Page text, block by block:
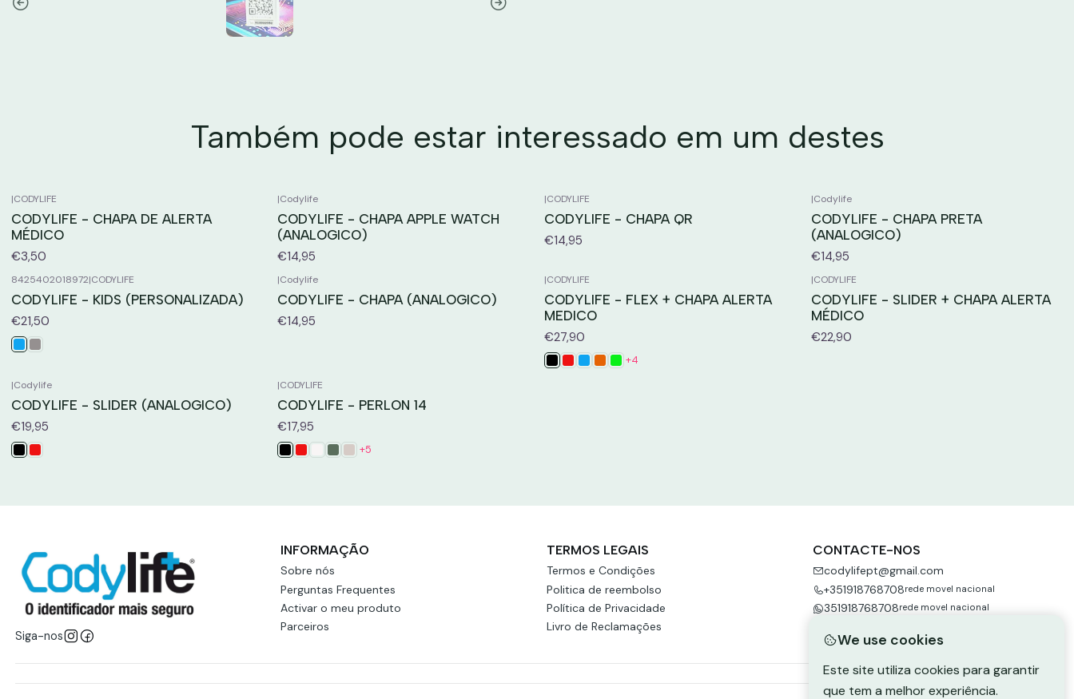
Também pode estar interessado em um destes
|CODYLIFE
CODYLIFE - CHAPA DE ALERTA
MÉDICO
€3,50
|Codylife
CODYLIFE - CHAPA APPLE WATCH
(ANALOGICO)
€14,95
|CODYLIFE
CODYLIFE - CHAPA QR
€14,95
|Codylife
CODYLIFE - CHAPA PRETA
(ANALOGICO)
€14,95
8425402018972|CODYLIFE
CODYLIFE - KIDS (PERSONALIZADA)
€21,50
|Codylife
CODYLIFE - CHAPA (ANALOGICO)
€14,95
|CODYLIFE
CODYLIFE - FLEX + CHAPA ALERTA
MEDICO
€27,90
+4
|CODYLIFE
CODYLIFE - SLIDER + CHAPA ALERTA
MÉDICO
€22,90
|Codylife
CODYLIFE - SLIDER (ANALOGICO)
€19,95
|CODYLIFE
CODYLIFE - PERLON 14
€17,95
+5
Siga-nos
INFORMAÇÃO
Sobre nós
Perguntas Frequentes
Activar o meu produto
Parceiros
TERMOS LEGAIS
Termos e Condições
Politica de reembolso
Política de Privacidade
Livro de Reclamações
CONTACTE-NOS
codylifept@gmail.com
+351918768708rede movel nacional
351918768708rede movel nacional
We use cookies
Este site utiliza cookies para garantir
que tem a melhor experiência.